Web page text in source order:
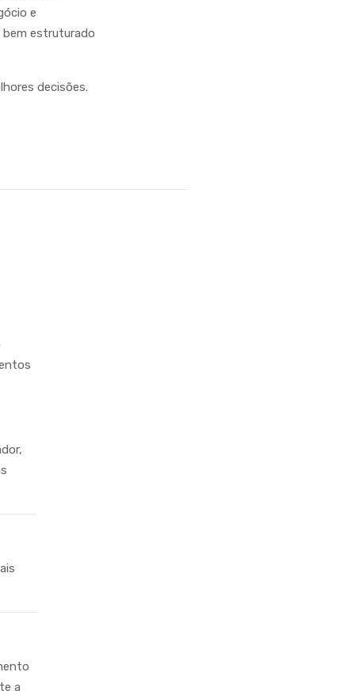
e
bem estruturado
decisões.
a